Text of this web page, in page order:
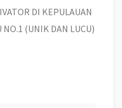
DI KEPULAUAN
(UNIK DAN LUCU)